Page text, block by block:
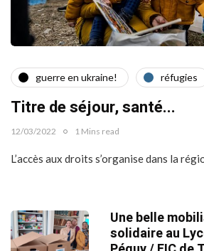
guerre en ukraine! réfugies
Titre de séjour, santé...
12/03/2022 1 Mins read
L’accès aux droits s’organise dans la
Une belle
solidaire au